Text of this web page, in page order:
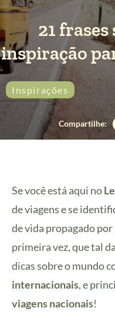
21
inspiração
Inspirações
Se você está aqui no
de viagens e se
de vida propagado por
primeira vez, que tal
dicas sobre o mundo
internacionais, e
viagens nacionais!